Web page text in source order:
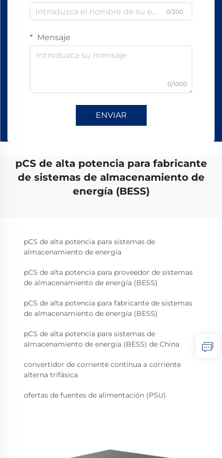
0/200
Mensaje
0/1000
ENVIAR
pCS de alta potencia para fabricante
de sistemas de almacenamiento de
energía (BESS)
pCS de alta potencia para sistemas de
almacenamiento de energía
pCS de alta potencia para proveedor de sistemas
de almacenamiento de energía (BESS)
pCS de alta potencia para fabricante de sistemas
de almacenamiento de energía (BESS)
pCS de alta potencia para sistemas de
almacenamiento de energía (BESS) de China
convertidor de corriente continua a corriente
alterna trifásica
ofertas de fuentes de alimentación (PSU)